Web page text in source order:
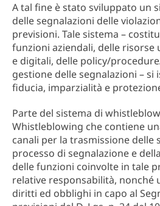
A tal fine è stato sviluppato un
delle segnalazioni delle
previsioni. Tale sistema –
funzioni aziendali, delle risorse
e digitali, delle policy/
gestione delle segnalazioni – si
fiducia, imparzialità e
Parte del sistema di
Whistleblowing che contiene
canali per la trasmissione delle
processo di segnalazione e
delle funzioni coinvolte in tale
relative responsabilità, nonché
diritti ed obblighi in capo al